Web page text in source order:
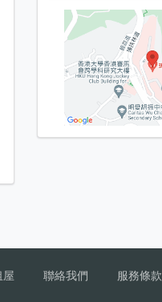
屋 聯絡我們 服務條款